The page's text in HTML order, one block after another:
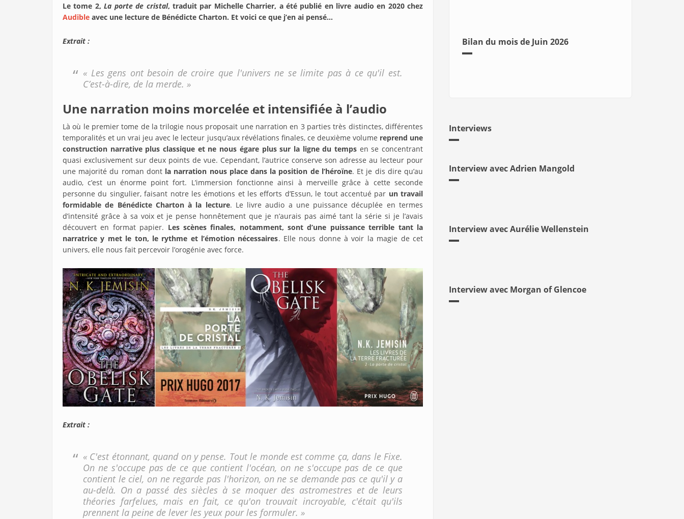
Le tome 2,La porte de cristal, traduit par Michelle Charrier, a été publié en livre audio en 2020 chez
Audible avec une lecture de Bénédicte Charton. Et voici ce que j’en ai pensé…
Extrait :
« Les gens ont besoin de croire que l'univers ne se limite pas à ce qu'il est.
C’est-à-dire, de la merde. »
Une narration moins morcelée et intensifiée à l’audio
Là où le premier tome de la trilogie nous proposait une narration en 3 parties très distinctes, différentes
temporalités et un vrai jeu avec le lecteur jusqu’aux révélations finales, ce deuxième volume reprend une
construction narrative plus classique et ne nous égare plus sur la ligne du tempsen se concentrant
quasi exclusivement sur deux points de vue. Cependant, l’autrice conserve son adresse au lecteur pour
une majorité du roman dont la narration nous place dans la position de l’héroïne. Et je dis dire qu’au
audio, c’est un énorme point fort. L’immersion fonctionne ainsi à merveille grâce à cette seconde
personne du singulier, faisant notre les émotions et les efforts d’Essun, le tout accentué par un travail
formidable de Bénédicte Charton à la lecture. Le livre audio a une puissance décuplée en termes
d’intensité grâce à sa voix et je pense honnêtement que je n’aurais pas aimé tant la série si je l’avais
découvert en format papier. Les scènes finales, notamment, sont d’une puissance terrible tant la
narratrice y met le ton, le rythme et l’émotion nécessaires. Elle nous donne à voir la magie de cet
univers, elle nous fait percevoir l’orogénie avec force.
Extrait :
« C'est étonnant, quand on y pense. Tout le monde est comme ça, dans le Fixe.
On ne s'occupe pas de ce que contient l'océan, on ne s'occupe pas de ce que
contient le ciel, on ne regarde pas l'horizon, on ne se demande pas ce qu'il y a
au-delà. On a passé des siècles à se moquer des astromestres et de leurs
théories farfelues, mais en fait, ce qu'on trouvait incroyable, c'était qu'ils
prennent la peine de lever les yeux pour les formuler. »
Bilan du mois de Juin 2026
Interviews
Interview avec Adrien Mangold
Interview avec Aurélie Wellenstein
Interview avec Morgan of Glencoe